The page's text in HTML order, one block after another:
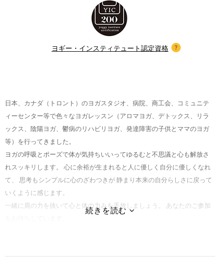
ヨギー・インスティテュート認定資格
日本、カナダ（トロント）のヨガスタジオ、病院、商工会、コミュニテ
ィーセンター等で色々なヨガレッスン（アロマヨガ、デトックス、リラ
ックス、陰陽ヨガ、鬱病のリハビリヨガ、発達障害の子供とママのヨガ
等）を行ってきました。
ヨガの呼吸とポーズで体が気持ちいいってゆるむと不思議と心も解放さ
れスッキリします。 心に余裕が生まれると人に優しく自分に優しくなれ
て、 思考もシンプルに心のざわつきが 静まり本来の自分らしさに戻って
いくように感じます。
一緒に肩の力を抜いて心と体の力みを手放しましょう。 あなたのご参加
全米ヨガアライアンスE-RYT200、RYT500